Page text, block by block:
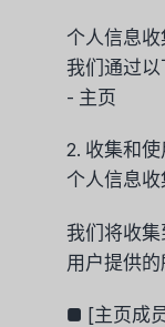
个人信息
我们通过
- 主页
2. 收集和
个人信息
我们将收
用户提供
■ [主页成员